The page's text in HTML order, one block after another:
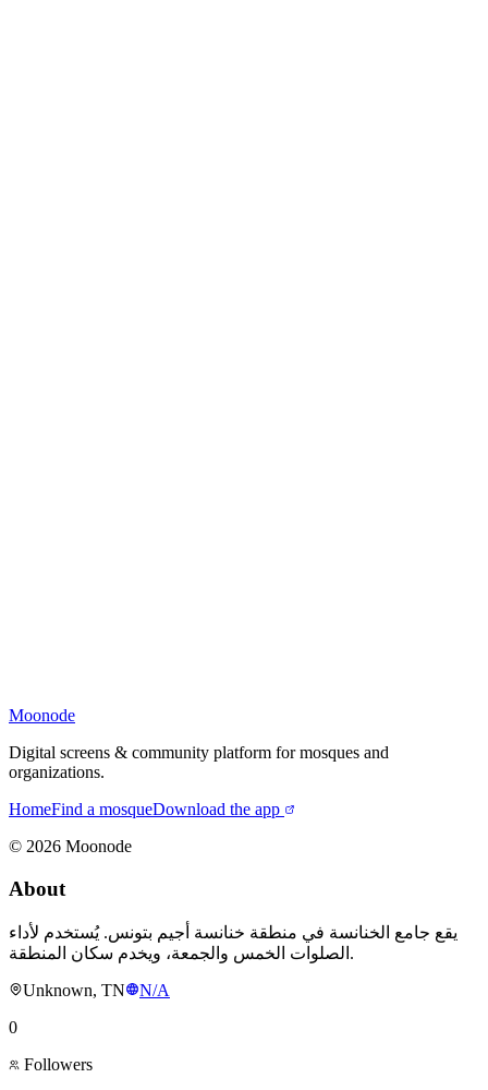
Moonode
Digital screens & community platform for mosques and
organizations.
HomeFind a mosqueDownload the app
© 2026 Moonode
About
يقع جامع الخنانسة في منطقة خنانسة أجيم بتونس. يُستخدم لأداء
الصلوات الخمس والجمعة، ويخدم سكان المنطقة.
Unknown, TN
N/A
0
Followers